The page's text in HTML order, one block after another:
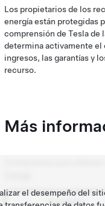
Los propietarios de los
energía están protegidas
comprensión de Tesla de
determina activamente
ingresos, las garantías y
recurso.
Más
Contacto
el desempeño del